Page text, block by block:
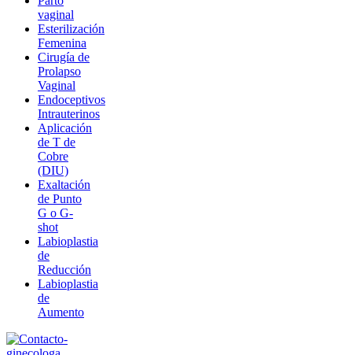
vaginal
Esterilización
Femenina
Cirugía de
Prolapso
Vaginal
Endoceptivos
Intrauterinos
Aplicación
de T de
Cobre
(DIU)
Exaltación
de Punto
G o G-
shot
Labioplastia
de
Reducción
Labioplastia
de
Aumento